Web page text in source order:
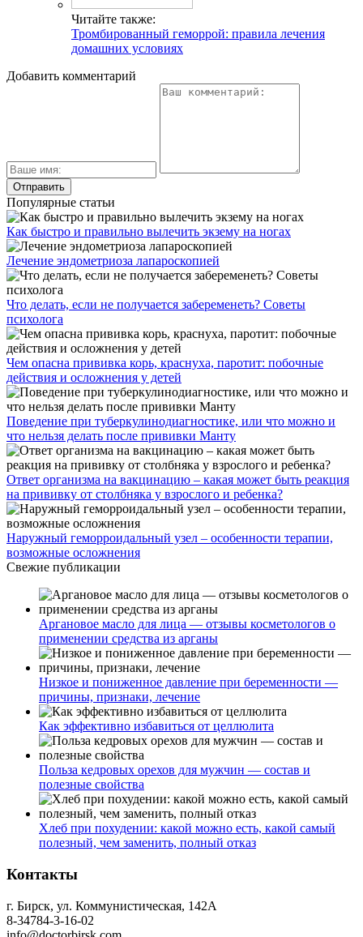
Читайте также:
Тромбированный геморрой: правила лечения
домашних условиях
Добавить комментарий
Популярные статьи
Как быстро и правильно вылечить экзему на ногах
Лечение эндометриоза лапароскопией
Что делать, если не получается забеременеть? Советы
психолога
Чем опасна прививка корь, краснуха, паротит: побочные
действия и осложнения у детей
Поведение при туберкулинодиагностике, или что можно и
что нельзя делать после прививки Манту
Ответ организма на вакцинацию – какая может быть реакция
на прививку от столбняка у взрослого и ребенка?
Наружный геморроидальный узел – особенности терапии,
возможные осложнения
Свежие публикации
Аргановое масло для лица — отзывы косметологов о
применении средства из арганы
Низкое и пониженное давление при беременности —
причины, признаки, лечение
Как эффективно избавиться от целлюлита
Польза кедровых орехов для мужчин — состав и
полезные свойства
Хлеб при похудении: какой можно есть, какой самый
полезный, чем заменить, полный отказ
Контакты
г. Бирск, ул. Коммунистическая, 142А
8-34784-3-16-02